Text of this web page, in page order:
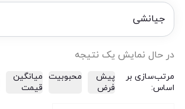
جیانشی
در حال نمایش یک نتیجه
مرتب‌سازی بر
اساس:
پیش
فرض
محبوبیت میانگین
قیمت